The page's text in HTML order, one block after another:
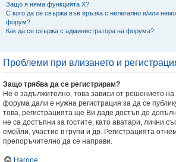
Защо я няма функцията X?
С кого да се свържа във връзка с нелегално и/или
форум?
Как да се свържа с администратора на форума?
Проблеми при влизането и
Защо трябва да се регистрирам?
Не е задължително, това зависи от решението
форума дали е нужна регистрация за да се
това, регистрацията ще Ви даде достъп до
не са достъпни за гостите, като аватари, лични
емейли, участие в групи и др. Регистрацията
препоръчително да се направи.
Нагоре